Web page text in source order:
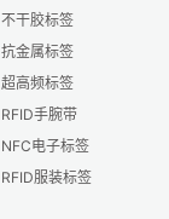
不干胶标签
抗金属标签
超高频标签
RFID手腕带
NFC电子标签
RFID服装标签